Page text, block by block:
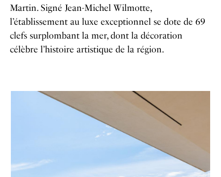
Martin. Signé Jean-Michel Wilmotte,
l’établissement au luxe exceptionnel se dote de 69
clefs surplombant la mer, dont la décoration
célèbre l’histoire artistique de la région.